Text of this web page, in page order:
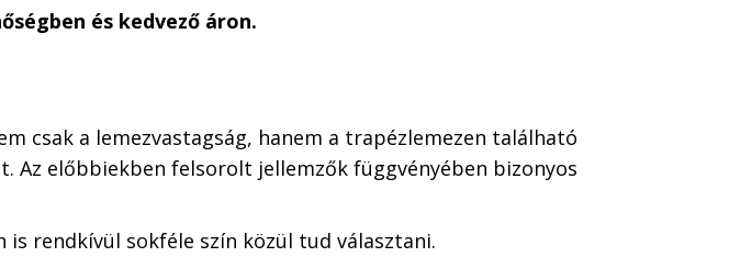
és kedvező áron.
csak a lemezvastagság, hanem a trapézlemezen található
Az előbbiekben felsorolt jellemzők függvényében bizonyos
rendkívül sokféle szín közül tud választani.